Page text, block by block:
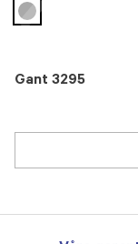
Gant 3295
selected